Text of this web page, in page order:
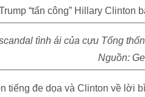
tình ái của cựu Tổng
Nguồn:
tiếng đe dọa và Clinton về lời